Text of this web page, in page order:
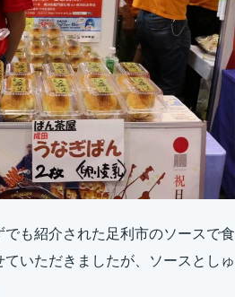
も紹介された足利市のソースで食
いただきましたが、ソースとしゅ